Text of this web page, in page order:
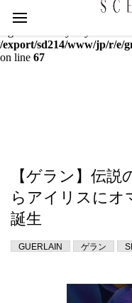
Warning
:
/export/sd214/www/jp/r/e/
on line 67
【ゲラン】伝
らアイリスにオ
誕生
GUERLAIN ゲラン